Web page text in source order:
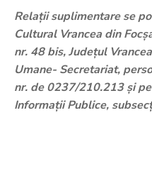
Relaţii suplimentare se
Cultural Vrancea din
nr. 48 bis, Județul
Umane- Secretariat,
nr. de 0237/210.213 și
Informații Publice,